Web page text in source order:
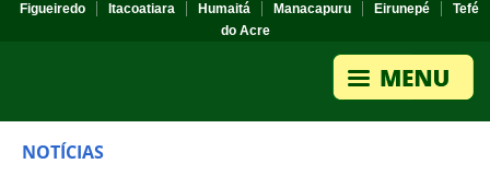
Figueiredo
Itacoatiara Humaitá Manacapuru Eirunepé
Tefé
do Acre
NOTÍCIAS